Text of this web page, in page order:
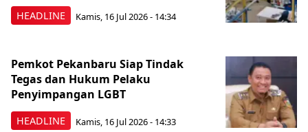
HEADLINE Kamis, 16 Jul 2026 - 14:34
HEADLINE
Pemkot Pekanbaru Siap Tindak
Tegas dan Hukum Pelaku
Penyimpangan LGBT
Kamis, 16 Jul 2026 - 14:33